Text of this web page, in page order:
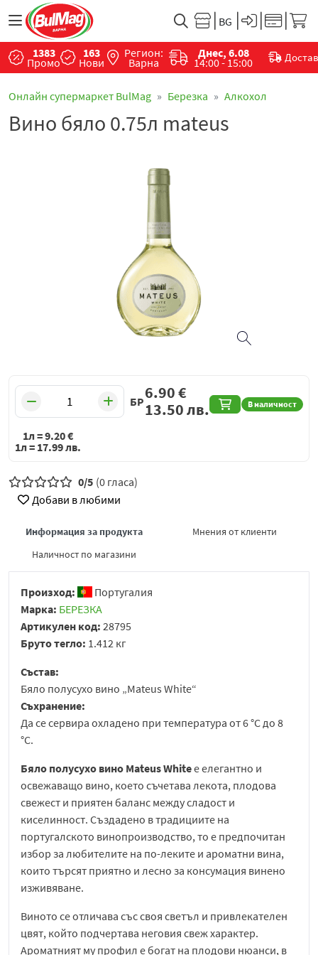
1383
Промо
163
Нови
Регион:
Варна
Днес, 6.08
14:00 - 15:00
Онлайн супермаркет BulMag Березка Алкохол
Вино бяло 0.75л mateus
БР В наличност
6.90€
13.50лв.
1л =9.20€
1л = 17.99лв.
0/5 (0 гласа)
Добави в любими
Информация за продукта
Мнения от клиенти
Наличност по магазини
Произход:
Португалия
Марка: БЕРЕЗКА
Артикулен код: 28795
Бруто тегло: 1.412 кг
Състав:
Бяло полусухо вино „Mateus White“
Съхранение:
Да се сервира охладено при температура от 6 °C до 8
°C.
Бяло полусухо вино Mateus Whiteе елегантно и
освежаващо вино, което съчетава лекота, плодова
свежест и приятен баланс между сладост и
киселинност. Създадено в традициите на
португалското винопроизводство, то е предпочитан
избор за любителите на по-леките и ароматни вина,
които търсят приятно и лесно за консумация винено
изживяване.
Виното се отличава със своя светъл и привлекателен
цвят, който подчертава неговия свеж характер.
Ароматният му профил е богат на плодови нюанси, в